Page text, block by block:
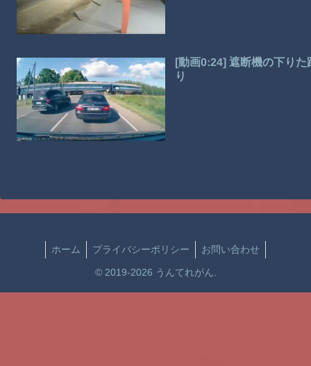
[動画0:24] 遮断機の下り
り
ホーム プライバシーポリシー お問い合わせ
© 2019-2026 うんてれがん.